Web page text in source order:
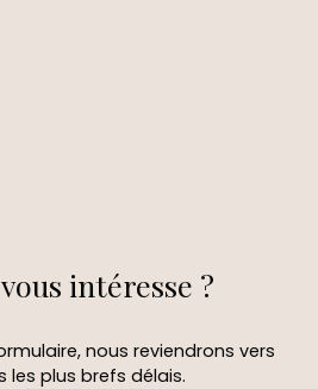
vous intéresse ?
nous reviendrons vers
les plus brefs délais.